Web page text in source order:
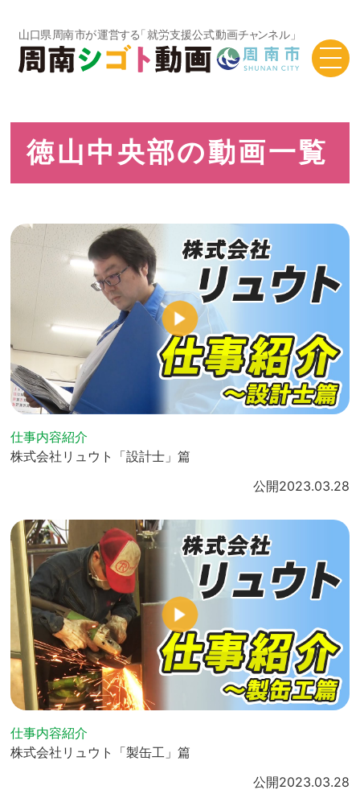
徳山中央部の動画一覧
仕事内容紹介
株式会社リュウト「設計士」篇
公開2023.03.28
仕事内容紹介
株式会社リュウト「製缶工」篇
公開2023.03.28